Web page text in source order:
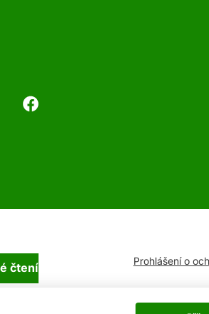
čtení Prohlášení o